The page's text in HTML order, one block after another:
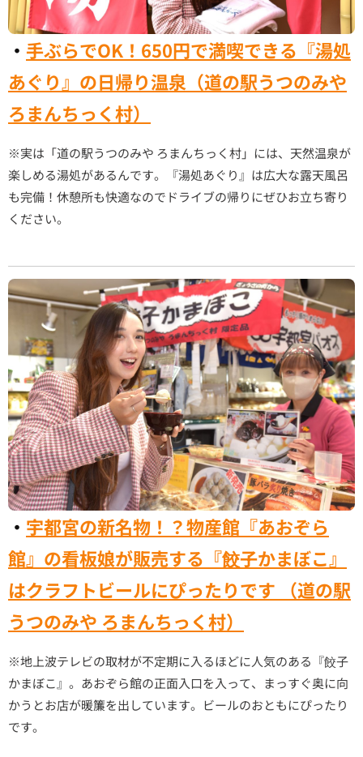
・ 手ぶらでOK！650円で満喫できる『湯処
あぐり』の日帰り温泉（道の駅うつのみや
ろまんちっく村）
※実は「道の駅うつのみや ろまんちっく村」には、天然温泉が
楽しめる湯処があるんです。『湯処あぐり』は広大な露天風呂
も完備！休憩所も快適なのでドライブの帰りにぜひお立ち寄り
ください。
・ 宇都宮の新名物！？物産館『あおぞら
館』の看板娘が販売する『餃子かまぼこ』
はクラフトビールにぴったりです （道の駅
うつのみや ろまんちっく村）
※地上波テレビの取材が不定期に入るほどに人気のある『餃子
かまぼこ』。あおぞら館の正面入口を入って、まっすぐ奥に向
かうとお店が暖簾を出しています。ビールのおともにぴったり
です。